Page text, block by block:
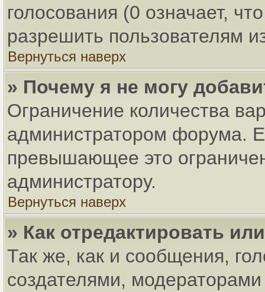
голосования (0 означает,
разрешить пользователям
Вернуться наверх
» Почему я не могу
Ограничение количества
администратором форума.
превышающее это
администратору.
Вернуться наверх
» Как отредактировать
Так же, как и сообщения,
создателями,